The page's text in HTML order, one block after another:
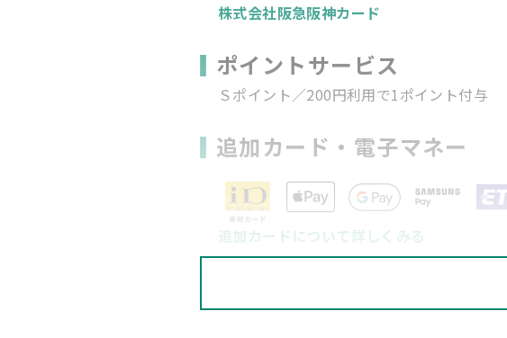
株式会社阪急阪神カード
ポイントサービス
Ｓポイント／200円利用で1ポイント付与
追加カード・電子マネー
追加カードについて詳しくみる
年間1回以上利用